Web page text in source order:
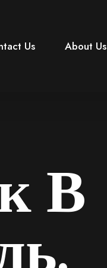
Us About Us
В